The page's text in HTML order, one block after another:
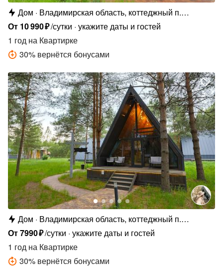
Дом
Владимирская область, коттеджный п.
Сосновые Озёра
От 10990₽/сутки укажите даты и гостей
1 год на Квартирке
30% вернётся бонусами
Дом
Владимирская область, коттеджный п.
Сосновые Озёра
От7990₽/сутки укажите даты и гостей
1 год на Квартирке
30% вернётся бонусами